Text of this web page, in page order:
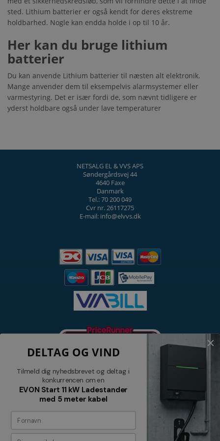
sted. Lithium batterier er også kendt for deres ekstreme
holdbarhed. Nogle kan endda holde i op til 10 år.
Her kan du bruge lithium
batterier
Du kan anvende Lithium batterier til næsten alt elektronik.
Mange anvender dem til eksempelvis alarmsystemer eller
varmestyring. Det er især fordi de, som nævnt tidligere er
yderst holdbare også under lave temperaturer
NETSALG EL & VVS APS
Søndergårdsvej 44
4640 Faxe
Danmark
Tel.: 70 200 049
Cvr nr. 26117275
E-mail: info@elvvs.dk
Nyhedsbrev
Tilmeld dig vores nyhedsbrev og
DELTAG OG VIND
Tilmeld dig nyhedsbrevet og deltag i
konkurrencen om en
EVON Start 11 kW Ladestander
med 5 meter kabel